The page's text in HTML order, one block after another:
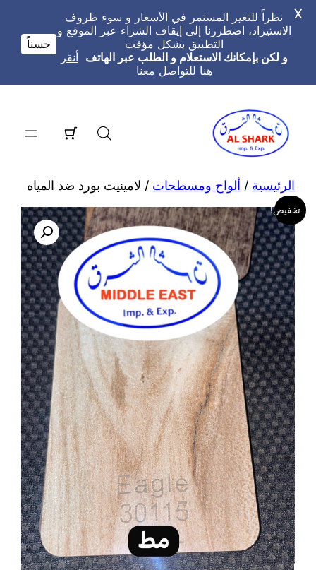
المحتوى
الرئيسية / ألواح ومسطحات / لامينيت بورد ضد المياه
تخفيض!
نظراً للتغير المستمر في الأسعار و سوء ظروف
الاستيراد، اضطررنا إلى إيقاف الشراء عبر الموقع و
التطبيق بشكل مؤقت
و لكن بإمكانك الاستعلام و الطلب عبر الهاتف أنقر
هنا للتواصل معنا
حسناً
X